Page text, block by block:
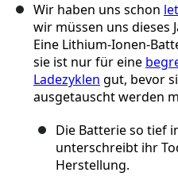
Wir haben uns schon
wir müssen uns dieses
Eine Lithium-Ionen-
sie ist nur für eine
Ladezyklen gut, bevor
ausgetauscht werden
Die Batterie so tief
unterschreibt ihr
Herstellung.